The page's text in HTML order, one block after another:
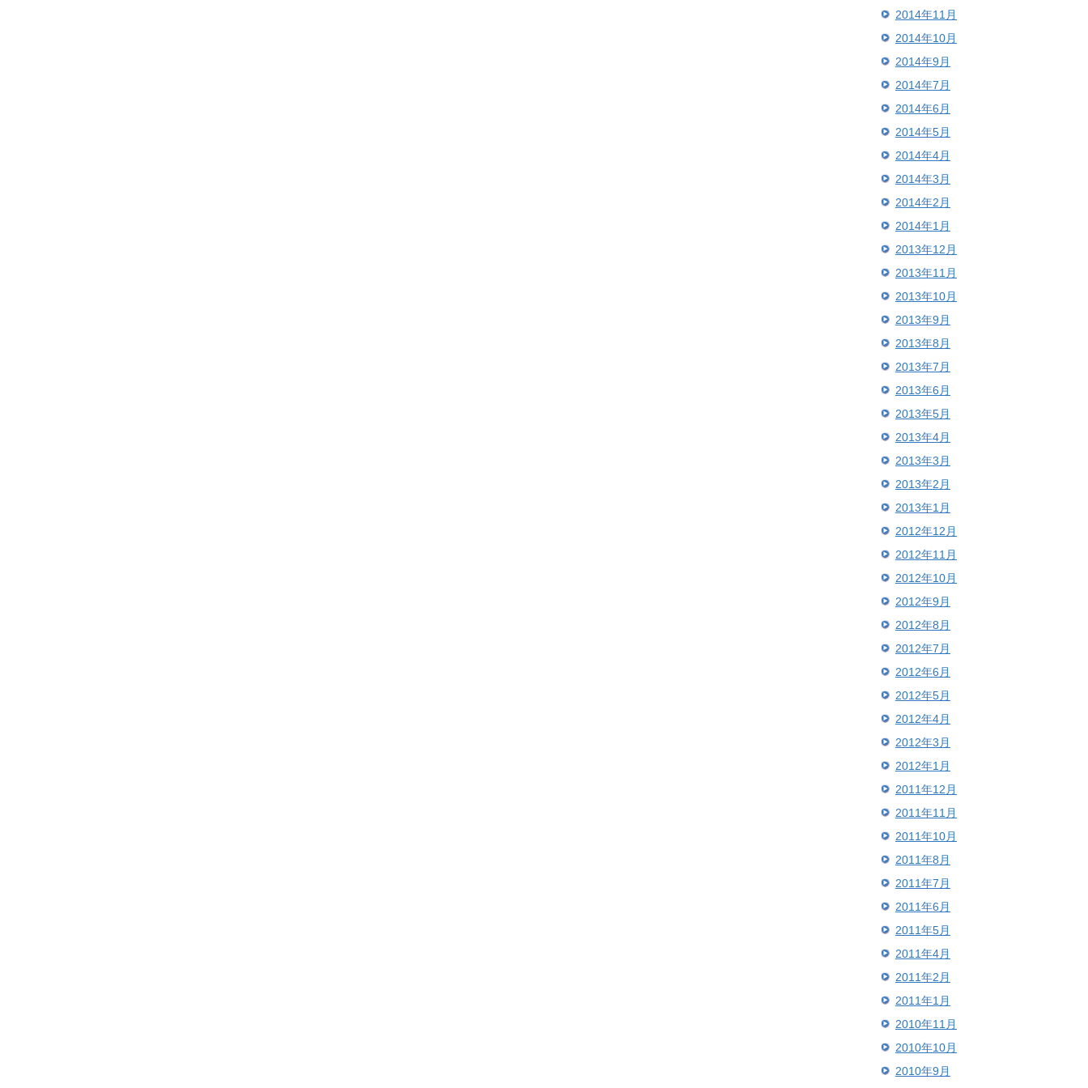
2014年11月
2014年10月
2014年9月
2014年7月
2014年6月
2014年5月
2014年4月
2014年3月
2014年2月
2014年1月
2013年12月
2013年11月
2013年10月
2013年9月
2013年8月
2013年7月
2013年6月
2013年5月
2013年4月
2013年3月
2013年2月
2013年1月
2012年12月
2012年11月
2012年10月
2012年9月
2012年8月
2012年7月
2012年6月
2012年5月
2012年4月
2012年3月
2012年1月
2011年12月
2011年11月
2011年10月
2011年8月
2011年7月
2011年6月
2011年5月
2011年4月
2011年2月
2011年1月
2010年11月
2010年10月
2010年9月